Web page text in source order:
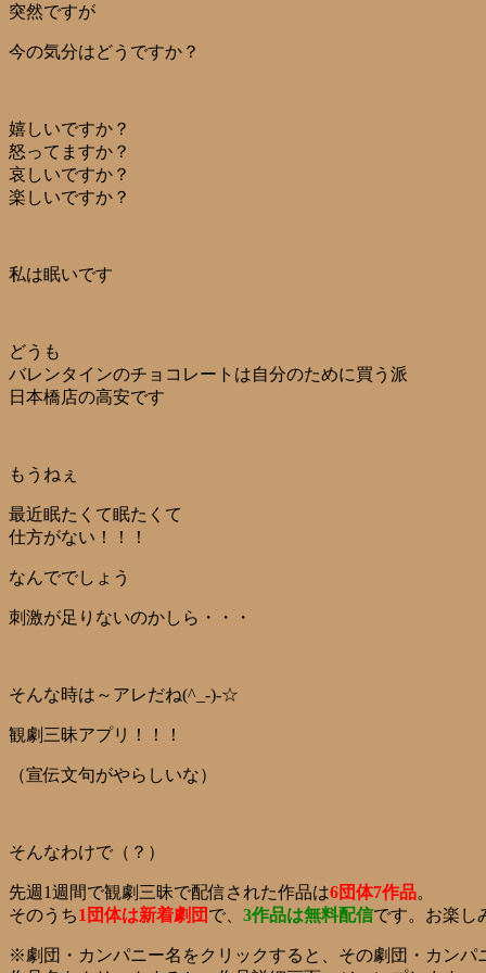
突然ですが
今の気分はどうですか？
嬉しいですか？
怒ってますか？
哀しいですか？
楽しいですか？
私は眠いです
どうも
バレンタインのチョコレートは自分のために買う派
日本橋店の高安です
もうねぇ
最近眠たくて眠たくて
仕方がない！！！
なんででしょう
刺激が足りないのかしら・・・
そんな時は～アレだね(^_-)-☆
観劇三昧アプリ！！！
（宣伝文句がやらしいな）
そんなわけで（？）
先週1週間で観劇三昧で配信された作品は6団体7作品。
そのうち1団体は新着劇団 で、 3作品は無料配信です。お楽し
※劇団・カンパニー名をクリックすると、その劇団・カンパ